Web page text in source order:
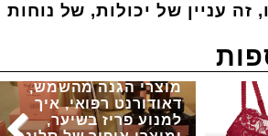
זה עניין של יכולות, של נוחות
מוצרי הגנה מהשמש,
דאודורנט רפואי, איך
למנוע פריז בשיער,